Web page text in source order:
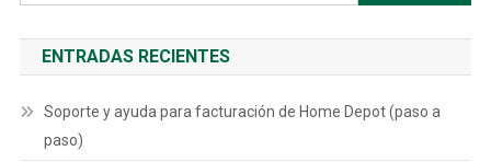
ENTRADAS RECIENTES
Soporte y ayuda para facturación de Home Depot (paso a
paso)